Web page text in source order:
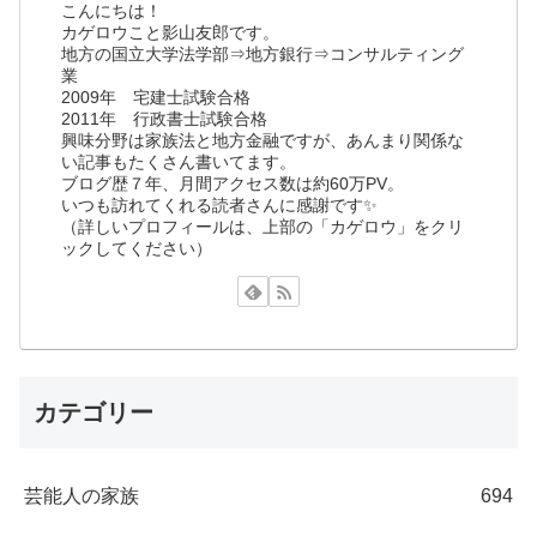
こんにちは！
カゲロウこと影山友郎です。
地方の国立大学法学部⇒地方銀行⇒コンサルティング
業
2009年 宅建士試験合格
2011年 行政書士試験合格
興味分野は家族法と地方金融ですが、あんまり関係な
い記事もたくさん書いてます。
ブログ歴７年、月間アクセス数は約60万PV。
いつも訪れてくれる読者さんに感謝です✨
（詳しいプロフィールは、上部の「カゲロウ」をクリ
ックしてください）
カテゴリー
芸能人の家族 694